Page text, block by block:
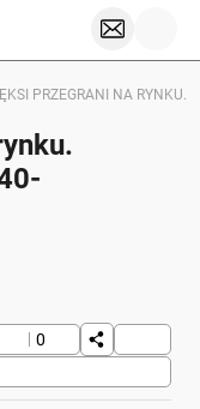
PRZEGRANI NA RYNKU.
0